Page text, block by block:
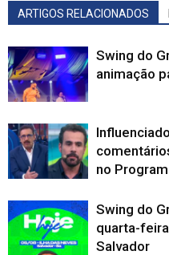
ARTIGOS RELACIONADOS
Swing do
animação
no
Swing do
quarta-
Salvador